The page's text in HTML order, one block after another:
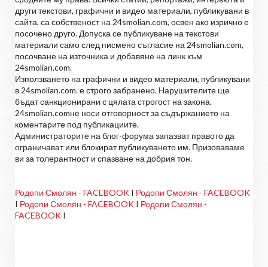
други текстови, графични и видео материали, публикувани в
сайта, са собственост на 24smolian.com, освен ако изрично е
посочено друго. Допуска се публикуване на текстови
материали само след писмено съгласие на 24smolian.com,
посочване на източника и добавяне на линк към
24smolian.com.
Използването на графични и видео материали, публикувани
в 24smolian.com. е строго забранено. Нарушителите ще
бъдат санкционирани с цялата строгост на закона.
24smolian.comне носи отговорност за съдържанието на
коментарите под публикациите.
Администраторите на блог-форума запазват правото да
ограничават или блокират публикуването им. Призоваваме
ви за толерантност и спазване на добрия тон.
Родопи Смолян - FACEBOOK I Родопи Смолян - FACEBOOK
I Родопи Смолян - FACEBOOK I Родопи Смолян -
FACEBOOK I